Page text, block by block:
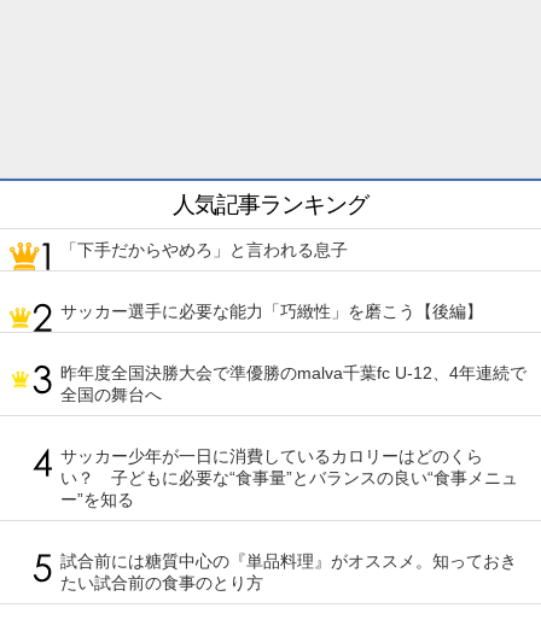
人気記事ランキング
「下手だからやめろ」と言われる息子
サッカー選手に必要な能力「巧緻性」を磨こう【後編】
昨年度全国決勝大会で準優勝のmalva千葉fc U-12、4年連続で
全国の舞台へ
サッカー少年が一日に消費しているカロリーはどのくら
い？ 子どもに必要な“食事量”とバランスの良い“食事メニュ
ー”を知る
試合前には糖質中心の『単品料理』がオススメ。知っておき
たい試合前の食事のとり方